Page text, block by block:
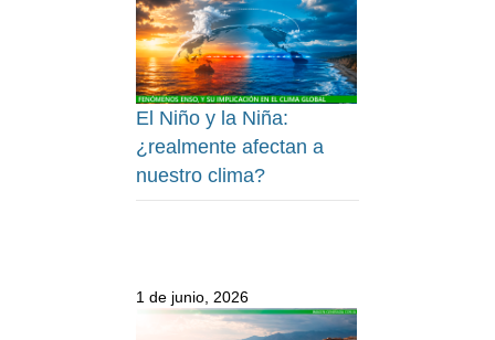
El Niño y la Niña:
¿realmente afectan a
nuestro clima?
1 de junio, 2026